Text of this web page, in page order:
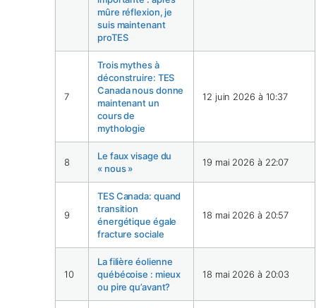
mûre réflexion, je
suis maintenant
proTES
7
Trois mythes à
déconstruire: TES
Canada nous donne
maintenant un
cours de
mythologie
12 juin 2026 à 10:37
8
Le faux visage du
« nous »
19 mai 2026 à 22:07
9
TES Canada: quand
transition
énergétique égale
fracture sociale
18 mai 2026 à 20:57
10
La filière éolienne
québécoise : mieux
ou pire qu’avant?
18 mai 2026 à 20:03